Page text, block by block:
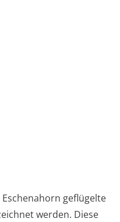
geflügelte
werden. Diese